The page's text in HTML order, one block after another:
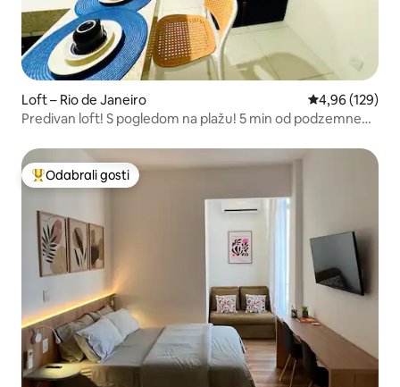
Loft – Rio de Janeiro Prosječna
4,96 (129)
Predivan loft! S pogledom na plažu! 5 min od podzemne
Među najviše rangiranima s oznakom „Odabrali gosti”
Odabrali gosti